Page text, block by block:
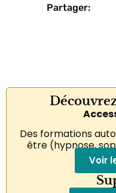
Partager:
Des formations
être (hypnose,
Voir